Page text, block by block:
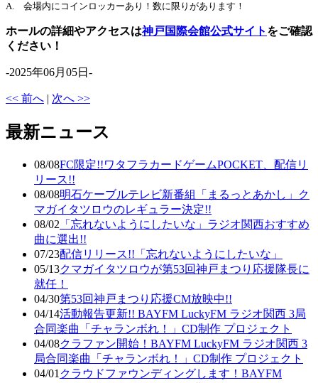
A. 会場内にコインロッカーあり！数に限りがあります！
ホールの詳細やアクセスは神戸国際会館公式サイト をご確認
ください！
-2025年06月05日-
<< 前へ | 次へ >>
最新ニュース
08/08FC限定!!ワタフラカードゲームPOCKET、配信リ
リース!!
08/08明石ケーブルテレビ新番組「まるっとあかし」ク
マガイタツロウのレギュラー決定!!
08/02 「忘れないようにしたいな」ラジオ関西おすすめ
曲に選出!!
07/23配信リリース!!「忘れないようにしたいな」
05/13クマガイタツロウが第53回神戸まつり応援隊長に
就任！
04/30第53回神戸まつり応援CM放映中!!
04/14活動報告更新!! BAYFM LuckyFM ラジオ関西 3局
合同楽曲「チャランボれ！」CD制作 プロジェクト
04/08クラファン開始！BAYFM LuckyFM ラジオ関西 3
局合同楽曲「チャランボれ！」CD制作 プロジェクト
04/01 クラウドファウンディングします！BAYFM